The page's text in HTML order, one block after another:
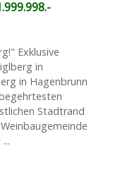
Exklusive
in
in Hagenbrunn
Stadtrand